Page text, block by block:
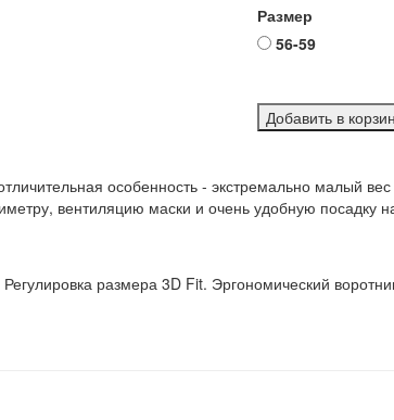
Размер
56-59
Добавить в
особенность - экстремально малый
вентиляцию маски и очень удобную посадку
размера 3D Fit. Эргономический